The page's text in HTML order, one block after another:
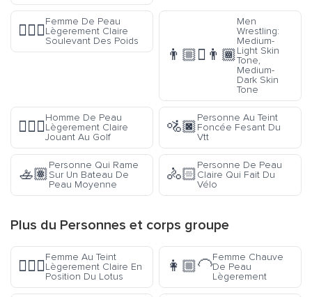
🏋🏼‍♀️
Femme De Peau
Lègerement Claire
Soulevant Des Poids
👨🏼‍🫯‍👨🏾
Men
Wrestling:
Medium-
Light Skin
Tone,
Medium-
Dark Skin
Tone
🏌🏼‍♂️
Homme De Peau
Lègerement Claire
Jouant Au Golf
🚵🏿
Personne Au Teint
Foncée Fesant Du
Vtt
🚣🏽
Personne Qui Rame
Sur Un Bateau De
Peau Moyenne
🚴🏻
Personne De Peau
Claire Qui Fait Du
Vélo
Plus du Personnes et corps groupe
🧘🏼‍♀️
Femme Au Teint
Lègerement Claire En
Position Du Lotus
👩🏼‍🦲
Femme Chauve
De Peau
Lègerement